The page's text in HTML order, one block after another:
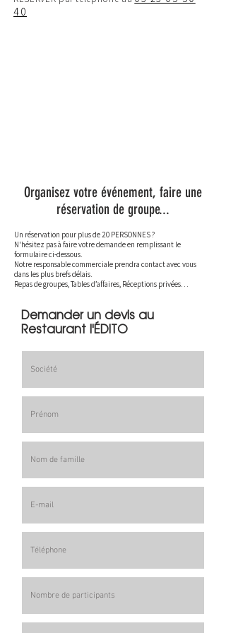
40
Organisez votre événement, faire une
réservation de groupe...
Un réservation pour plus de 20 PERSONNES ?
N'hésitez pas à faire votre demande en remplissant le
formulaire ci-dessous.
Notre responsable commerciale prendra contact avec vous
dans les plus brefs délais.
Repas de groupes, Tables d’affaires, Réceptions privées…
Demander un devis au
Restaurant l'ÉDITO